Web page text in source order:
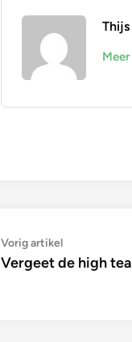
Bericht
navigatie
Vorig artikelVorig
artikel:
Vergeet de high